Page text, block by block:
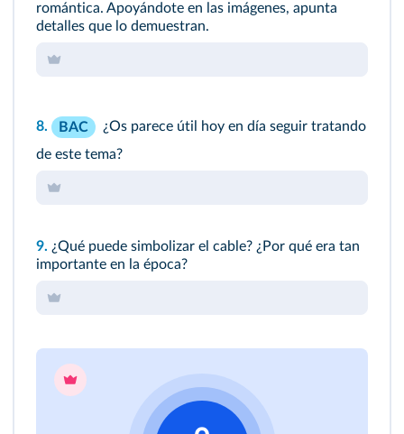
romántica. Apoyándote en las imágenes, apunta
detalles que lo demuestran.
8. BAC
¿Os parece útil hoy en día seguir tratando
de este tema?
9. ¿Qué puede simbolizar el cable? ¿Por qué era tan
importante en la época?